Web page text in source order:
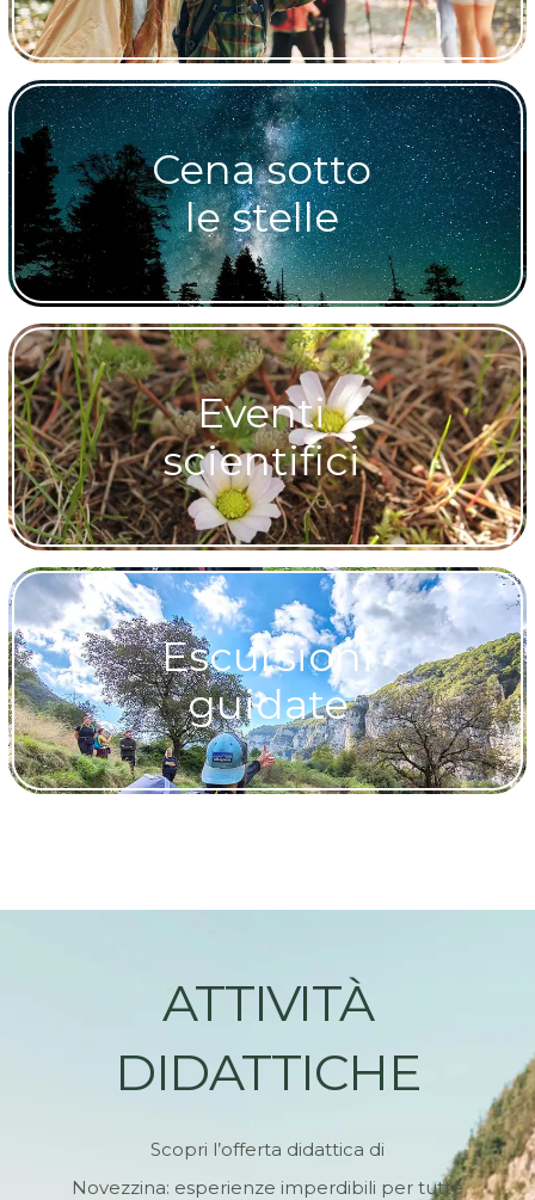
Cena sotto
le stelle
Eventi
scientifici
Escursioni
guidate
ATTIVITÀ
DIDATTICHE
Scopri l’offerta didattica di
Novezzina: esperienze imperdibili per tutte